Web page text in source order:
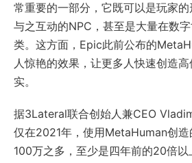
常重要的一部分，它既可以是玩家
与之互动的NPC，甚至是大量在数
类。这方面，Epic此前公布的
人惊艳的效果，让更多人快速创造
实。
据3Lateral联合创始人兼CEO
仅在2021年，使用MetaHuman创造
100万之多，至少是四年前的20倍以